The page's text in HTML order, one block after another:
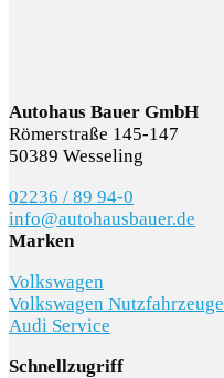
Autohaus Bauer GmbH
Römerstraße 145-147
50389 Wesseling
02236 / 89 94-0
info@autohausbauer.de
Marken
Volkswagen
Volkswagen Nutzfahrzeuge
Audi Service
Schnellzugriff